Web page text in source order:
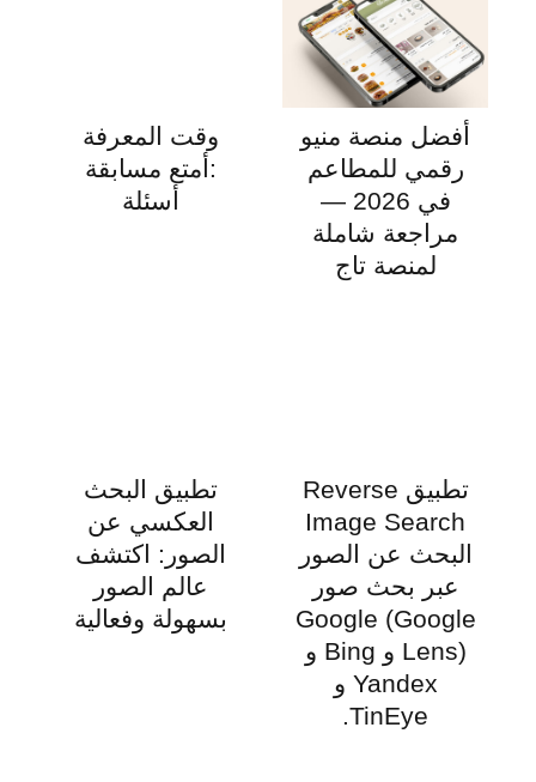
أفضل منصة منيو
رقمي للمطاعم
في 2026 —
مراجعة شاملة
لمنصة تاج
وقت المعرفة
:أمتع مسابقة
أسئلة
تطبيق Reverse
Image Search
البحث عن الصور
عبر بحث صور
Google (Google
Lens) و Bing و
Yandex و
TinEye.
تطبيق البحث
العكسي عن
الصور: اكتشف
عالم الصور
بسهولة وفعالية